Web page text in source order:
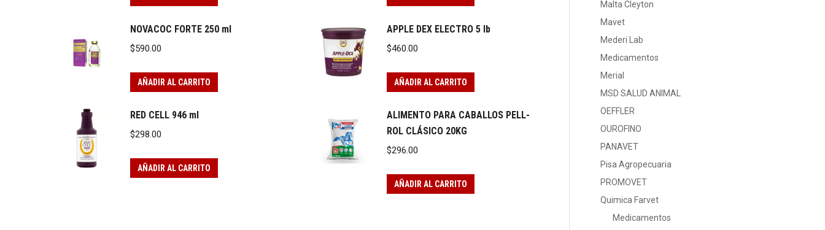
NOVACOC FORTE 250 ml
$590.00
AÑADIR AL CARRITO
APPLE DEX ELECTRO 5 lb
$460.00
AÑADIR AL CARRITO
RED CELL 946 ml
$298.00
AÑADIR AL CARRITO
ALIMENTO PARA CABALLOS PELL-
ROL CLÁSICO 20KG
$296.00
AÑADIR AL CARRITO
Malta Cleyton
Mavet
Mederi Lab
Medicamentos
Merial
MSD SALUD ANIMAL
OEFFLER
OUROFINO
PANAVET
Pisa Agropecuaria
PROMOVET
Quimica Farvet
Medicamentos